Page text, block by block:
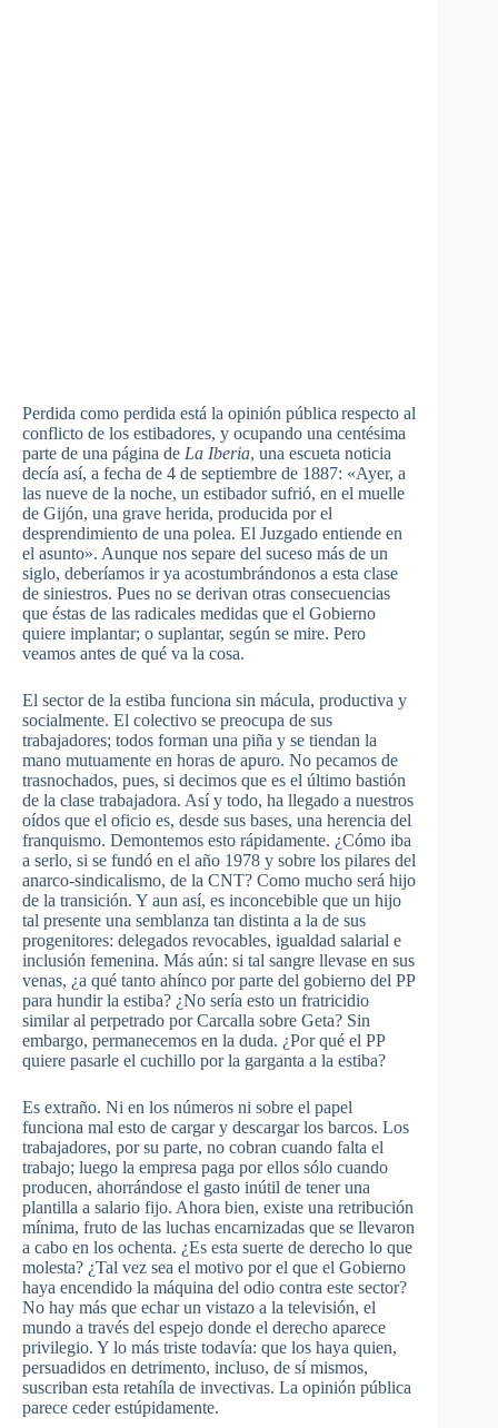
Perdida como perdida está la opinión pública respecto al
conflicto de los estibadores, y ocupando una centésima
parte de una página de La Iberia, una escueta noticia
decía así, a fecha de 4 de septiembre de 1887: «Ayer, a
las nueve de la noche, un estibador sufrió, en el muelle
de Gijón, una grave herida, producida por el
desprendimiento de una polea. El Juzgado entiende en
el asunto». Aunque nos separe del suceso más de un
siglo, deberíamos ir ya acostumbrándonos a esta clase
de siniestros. Pues no se derivan otras consecuencias
que éstas de las radicales medidas que el Gobierno
quiere implantar; o suplantar, según se mire. Pero
veamos antes de qué va la cosa.
El sector de la estiba funciona sin mácula, productiva y
socialmente. El colectivo se preocupa de sus
trabajadores; todos forman una piña y se tiendan la
mano mutuamente en horas de apuro. No pecamos de
trasnochados, pues, si decimos que es el último bastión
de la clase trabajadora. Así y todo, ha llegado a nuestros
oídos que el oficio es, desde sus bases, una herencia del
franquismo. Demontemos esto rápidamente. ¿Cómo iba
a serlo, si se fundó en el año 1978 y sobre los pilares del
anarco-sindicalismo, de la CNT? Como mucho será hijo
de la transición. Y aun así, es inconcebible que un hijo
tal presente una semblanza tan distinta a la de sus
progenitores: delegados revocables, igualdad salarial e
inclusión femenina. Más aún: si tal sangre llevase en sus
venas, ¿a qué tanto ahínco por parte del gobierno del PP
para hundir la estiba? ¿No sería esto un fratricidio
similar al perpetrado por Carcalla sobre Geta? Sin
embargo, permanecemos en la duda. ¿Por qué el PP
quiere pasarle el cuchillo por la garganta a la estiba?
Es extraño. Ni en los números ni sobre el papel
funciona mal esto de cargar y descargar los barcos. Los
trabajadores, por su parte, no cobran cuando falta el
trabajo; luego la empresa paga por ellos sólo cuando
producen, ahorrándose el gasto inútil de tener una
plantilla a salario fijo. Ahora bien, existe una retribución
mínima, fruto de las luchas encarnizadas que se llevaron
a cabo en los ochenta. ¿Es esta suerte de derecho lo que
molesta? ¿Tal vez sea el motivo por el que el Gobierno
haya encendido la máquina del odio contra este sector?
No hay más que echar un vistazo a la televisión, el
mundo a través del espejo donde el derecho aparece
privilegio. Y lo más triste todavía: que los haya quien,
persuadidos en detrimento, incluso, de sí mismos,
suscriban esta retahíla de invectivas. La opinión pública
parece ceder estúpidamente.